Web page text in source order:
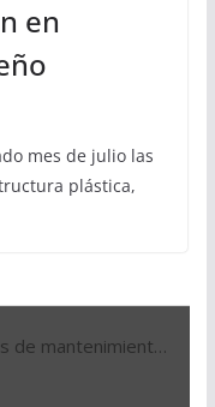
en
mes de julio las
plástica,